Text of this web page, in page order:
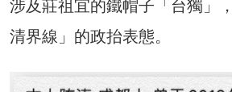
涉及莊祖宜的鐵帽子「台獨」
清界線」的政抬表態。